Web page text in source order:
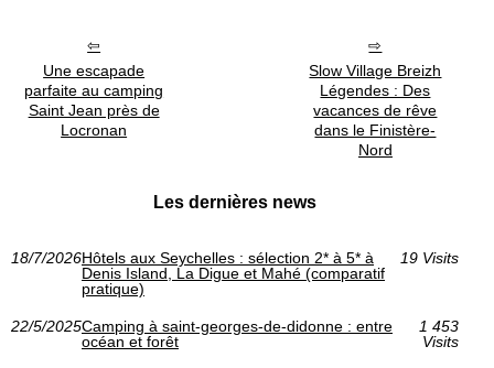
Une escapade
parfaite au camping
Saint Jean près de
Locronan
Slow Village Breizh
Légendes : Des
vacances de rêve
dans le Finistère-
Nord
Les dernières news
18/7/2026Hôtels aux Seychelles : sélection 2* à 5* à
Denis Island, La Digue et Mahé (comparatif
pratique)
19 Visits
22/5/2025Camping à saint-georges-de-didonne : entre
océan et forêt
1 453
Visits